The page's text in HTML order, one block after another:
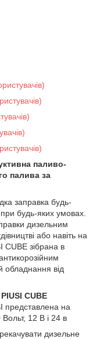
паливо-
палива за
заправка будь-
будь-яких умовах.
дизельним
або навіть на
зібрана в
обладнання від
CUBE
представлена на
12 В і 24 в
дизельне